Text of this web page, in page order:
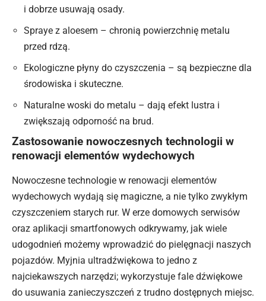
i dobrze usuwają osady.
Spraye z aloesem – chronią powierzchnię metalu
przed rdzą.
Ekologiczne płyny do czyszczenia – są bezpieczne dla
środowiska i skuteczne.
Naturalne woski do metalu – dają efekt lustra i
zwiększają odporność na brud.
Zastosowanie nowoczesnych technologii w
renowacji elementów wydechowych
Nowoczesne technologie w renowacji elementów
wydechowych wydają się magiczne, a nie tylko zwykłym
czyszczeniem starych rur. W erze domowych serwisów
oraz aplikacji smartfonowych odkrywamy, jak wiele
udogodnień możemy wprowadzić do pielęgnacji naszych
pojazdów. Myjnia ultradźwiękowa to jedno z
najciekawszych narzędzi; wykorzystuje fale dźwiękowe
do usuwania zanieczyszczeń z trudno dostępnych miejsc.